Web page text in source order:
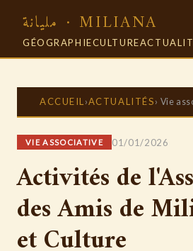
مليانة · MILIANA
GÉOGRAPHIECULTURE
ACCUEIL ›ACTUALITÉS › Vie
VIE ASSOCIATIVE 01/01/2026
Activités de
des Amis de
et Culture